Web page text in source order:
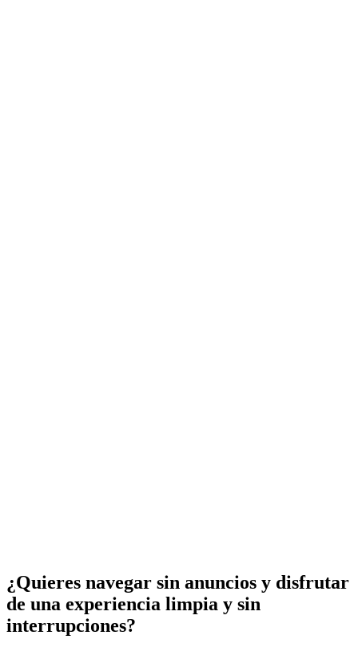
¿Quieres navegar sin anuncios y disfrutar
de una experiencia limpia y sin
interrupciones?